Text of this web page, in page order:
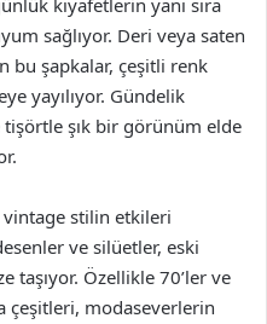
kıyafetlerin yanı sıra
sağlıyor. Deri veya saten
bu şapkalar, çeşitli renk
yayılıyor. Gündelik
şık bir görünüm elde
vintage stilin etkileri
ve silüetler, eski
taşıyor. Özellikle 70’ler ve
çeşitleri, modaseverlerin